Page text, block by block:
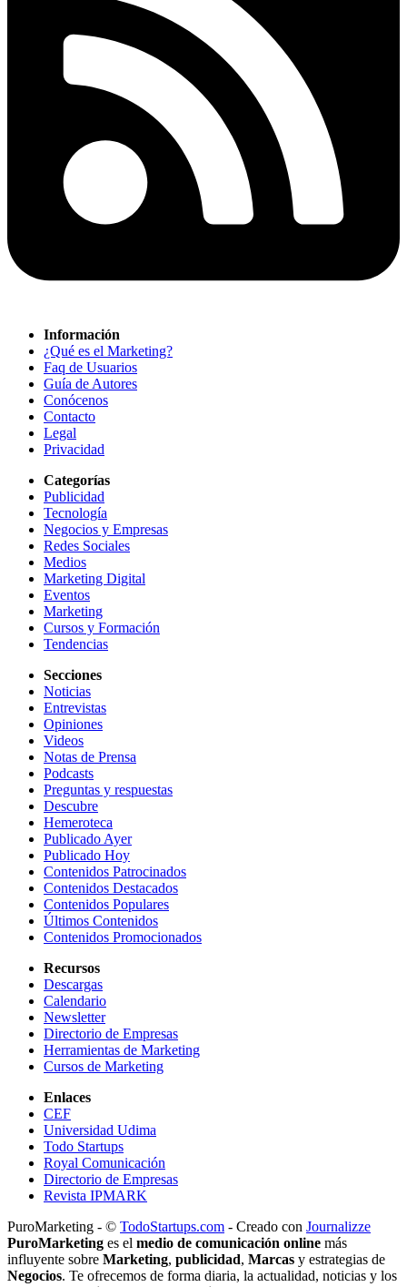
Información
¿Qué es el Marketing?
Faq de Usuarios
Guía de Autores
Conócenos
Contacto
Legal
Privacidad
Categorías
Publicidad
Tecnología
Negocios y Empresas
Redes Sociales
Medios
Marketing Digital
Eventos
Marketing
Cursos y Formación
Tendencias
Secciones
Noticias
Entrevistas
Opiniones
Videos
Notas de Prensa
Podcasts
Preguntas y respuestas
Descubre
Hemeroteca
Publicado Ayer
Publicado Hoy
Contenidos Patrocinados
Contenidos Destacados
Contenidos Populares
Últimos Contenidos
Contenidos Promocionados
Recursos
Descargas
Calendario
Newsletter
Directorio de Empresas
Herramientas de Marketing
Cursos de Marketing
Enlaces
CEF
Universidad Udima
Todo Startups
Royal Comunicación
Directorio de Empresas
Revista IPMARK
PuroMarketing - © TodoStartups.com - Creado con Journalizze
PuroMarketing es el medio de comunicación online más
influyente sobre Marketing, publicidad, Marcas y estrategias de
Negocios. Te ofrecemos de forma diaria, la actualidad, noticias y los